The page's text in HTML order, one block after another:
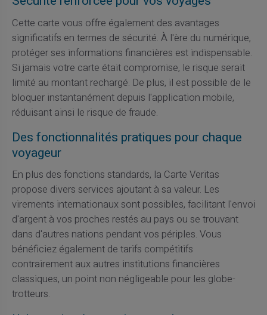
Cette carte vous offre également des avantages
significatifs en termes de sécurité. À l'ère du numérique,
protéger ses informations financières est indispensable.
Si jamais votre carte était compromise, le risque serait
limité au montant rechargé. De plus, il est possible de le
bloquer instantanément depuis l'application mobile,
réduisant ainsi le risque de fraude.
Des fonctionnalités pratiques pour chaque
voyageur
En plus des fonctions standards, la Carte Veritas
propose divers services ajoutant à sa valeur. Les
virements internationaux sont possibles, facilitant l'envoi
d'argent à vos proches restés au pays ou se trouvant
dans d'autres nations pendant vos périples. Vous
bénéficiez également de tarifs compétitifs
contrairement aux autres institutions financières
classiques, un point non négligeable pour les globe-
trotteurs.